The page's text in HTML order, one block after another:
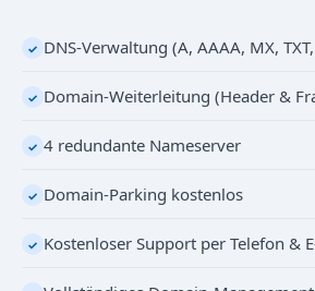
✓ DNS-Verwaltung (A, AAAA, MX,
✓ Domain-Weiterleitung (Header &
✓ 4 redundante Nameserver
✓ Domain-Parking kostenlos
✓ Kostenloser Support per Telefon &